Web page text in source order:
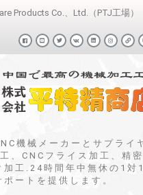
Products Co.、Ltd.（PTJ工場）
機械メーカーとサプライ
、CNCフライス加工、精
加工.24時間年中無休の1対
ートを提供します。